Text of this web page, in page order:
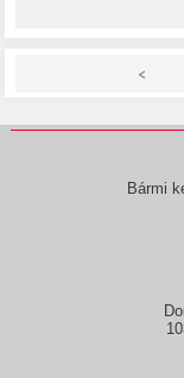
<
Bármi